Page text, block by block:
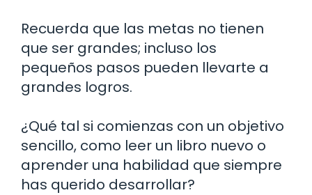
Recuerda que las metas no tienen
que ser grandes; incluso los
pequeños pasos pueden llevarte a
grandes logros.
¿Qué tal si comienzas con un objetivo
sencillo, como leer un libro nuevo o
aprender una habilidad que siempre
has querido desarrollar?